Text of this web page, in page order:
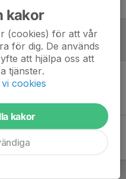
skrivet
kakor
(cookies) för att vår
för dig. De används
att hjälpa oss att
tjänster.
cookies
kakor